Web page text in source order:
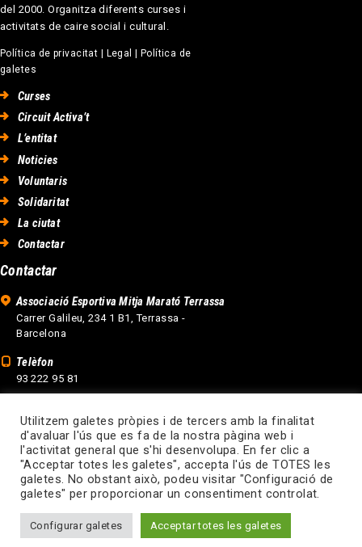
del 2000. Organitza diferents curses i
activitats de caire social i cultural.
Política de privacitat | Legal | Política de
galetes
Curses
Circuit Activa’t
L’entitat
Noticies
Voluntaris
Solidaritat
La ciutat
Contactar
Contactar
Associació Esportiva Mitja Marató Terrassa
Carrer Galileu, 234 1 B1, Terrassa -
Barcelona
Telèfon
93 222 95 81
info@mitjaterrassa.org
Disseny web Terrassa
Amunt
Utilitzem galetes pròpies i de tercers amb la finalitat
d'avaluar l'ús que es fa de la nostra pàgina web i
l'activitat general que s'hi desenvolupa. En fer clic a
"Acceptar totes les galetes", accepta l'ús de TOTES les
galetes. No obstant això, podeu visitar "Configuració de
galetes" per proporcionar un consentiment controlat.
Configurar galetes Acceptar totes les galetes